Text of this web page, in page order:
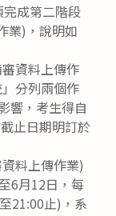
成第二階段
業)，說明如
資料上傳作
分列兩個作
響，考生得自
止日期明訂於
料上傳作業)
6月12日，每
21:00止)，系